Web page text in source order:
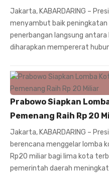
Jakarta, KABARDARING –
menyambut baik
penerbangan langsung antara
diharapkan mempererat
Prabowo Siapkan
Pemenang Raih Rp 20
Jakarta, KABARDARING –
berencana menggelar lomba
Rp20 miliar bagi lima kota
pemerintah daerah